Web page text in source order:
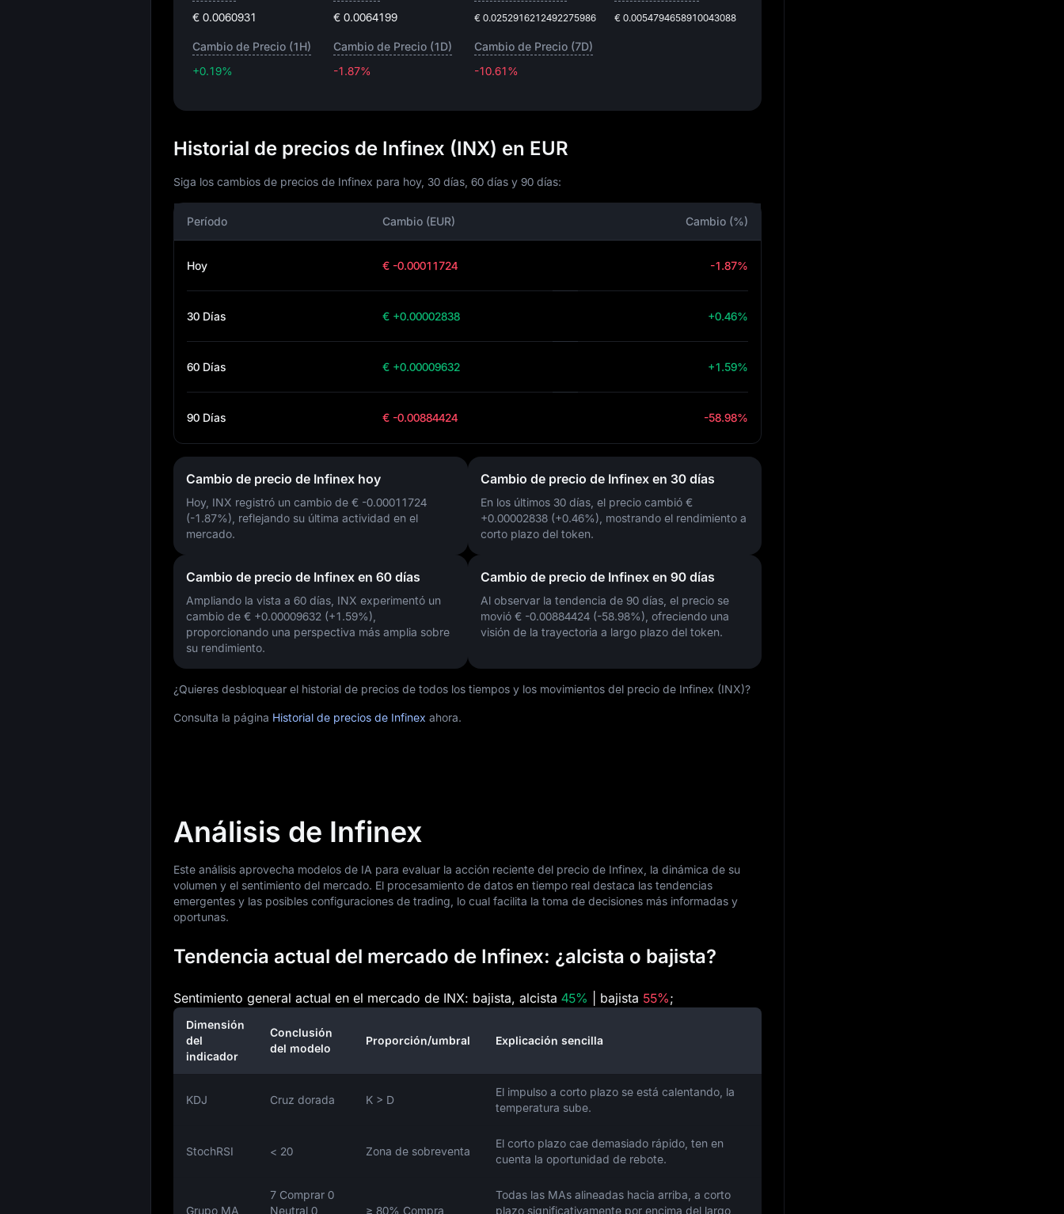
€ 0.0060931
€ 0.0064199
€ 0.0252916212492275986 € 0.0054794658910043088
Cambio de Precio (1H)
+0.19%
Cambio de Precio (1D)
-1.87%
Cambio de Precio (7D)
-10.61%
Historial de precios de Infinex (INX) en EUR
Siga los cambios de precios de Infinex para hoy, 30 días, 60 días y 90 días:
Período Cambio (EUR) Cambio (%)
Hoy € -0.00011724 -1.87%
30 Días € +0.00002838 +0.46%
60 Días € +0.00009632 +1.59%
90 Días € -0.00884424 -58.98%
Cambio de precio de Infinex hoy
Hoy, INX registró un cambio de € -0.00011724
(-1.87%) , reflejando su última actividad en el
mercado.
Cambio de precio de Infinex en 30 días
En los últimos 30 días, el precio cambió €
+0.00002838 (+0.46%) , mostrando el rendimiento a
corto plazo del token.
Cambio de precio de Infinex en 60 días
Ampliando la vista a 60 días, INX experimentó un
cambio de € +0.00009632 (+1.59%)
proporcionando una perspectiva más amplia sobre
su rendimiento.
Cambio de precio de Infinex en 90 días
Al observar la tendencia de 90 días, el precio se
movió € -0.00884424 (-58.98%) , ofreciendo una
visión de la trayectoria a largo plazo del token.
¿Quieres desbloquear el historial de precios de todos los tiempos y los movimientos del precio de Infinex (INX)?
Consulta la página Historial de precios de Infinex ahora.
Análisis de Infinex
Este análisis aprovecha modelos de IA para evaluar la acción reciente del precio de Infinex, la dinámica de su
volumen y el sentimiento del mercado. El procesamiento de datos en tiempo real destaca las tendencias
emergentes y las posibles configuraciones de trading, lo cual facilita la toma de decisiones más informadas y
oportunas.
Tendencia actual del mercado de Infinex: ¿alcista o bajista?
Sentimiento general actual en el mercado de INX: bajista, alcista 45% | bajista 55%;
Dimensión
del
indicador
Conclusión
del modelo
Proporción/umbral Explicación sencilla
KDJ Cruz dorada K > D
El impulso a corto plazo se está calentando, la
temperatura sube.
StochRSI < 20 Zona de sobreventa
El corto plazo cae demasiado rápido, ten en
cuenta la oportunidad de rebote.
Grupo MA
7 Comprar 0
Neutral 0
≥ 80% Compra
Todas las MAs alineadas hacia arriba, a corto
plazo significativamente por encima del largo